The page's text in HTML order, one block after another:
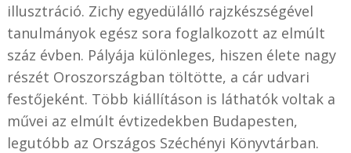
illusztráció. Zichy egyedülálló rajzkészségével
tanulmányok egész sora foglalkozott az elmúlt
száz évben. Pályája különleges, hiszen élete nagy
részét Oroszországban töltötte, a cár udvari
festőjeként. Több kiállításon is láthatók voltak a
művei az elmúlt évtizedekben Budapesten,
legutóbb az Országos Széchényi Könyvtárban.